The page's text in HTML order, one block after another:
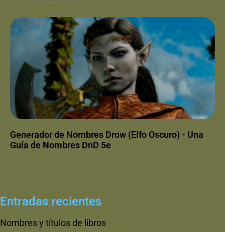
Generador de Nombres Drow (Elfo Oscuro) - Una
Guía de Nombres DnD 5e
Entradas recientes
Nombres y títulos de libros